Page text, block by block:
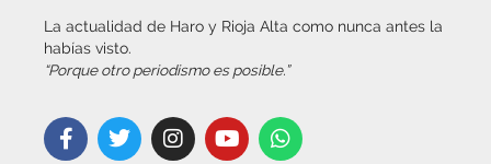
La actualidad de Haro y Rioja Alta como nunca antes la
habías visto.
“Porque otro periodismo es posible.”